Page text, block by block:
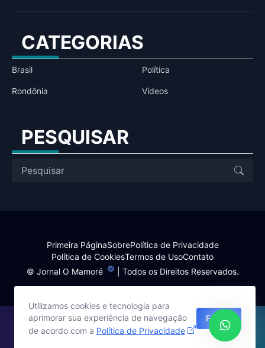
CATEGORIAS
Brasil Política
Rondônia Vídeos
PESQUISAR
© Jornal O Mamoré | Todos os Direitos Reservados.
Primeira PáginaSobrePolítica de Privacidade
Política de CookiesTermos de UsoContato
Utilizamos cookies e tecnologia para
aprimorar sua experiência de navegação
de acordo com a Política de Privacidade
Fechar
Site desenvolvido por:
Harlley Rebouças